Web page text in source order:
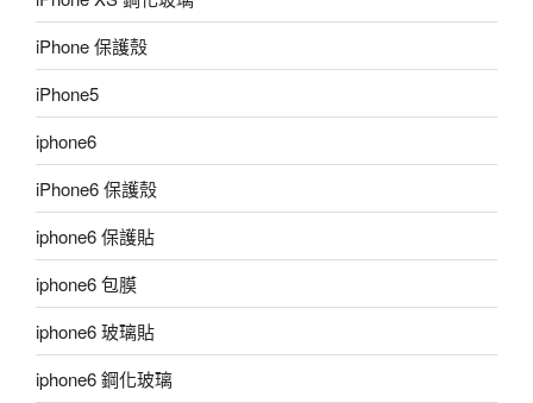
iPhone 保護殼
iPhone5
iphone6
iPhone6 保護殼
iphone6 保護貼
iphone6 包膜
iphone6 玻璃貼
iphone6 鋼化玻璃